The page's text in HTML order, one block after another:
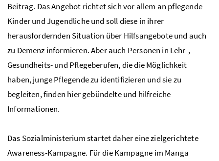
Beitrag. Das Angebot richtet sich vor allem an pflegende
Kinder und Jugendliche und soll diese in ihrer
herausfordernden Situation über Hilfsangebote und auch
zu Demenz informieren. Aber auch Personen in Lehr-,
Gesundheits- und Pflegeberufen, die die Möglichkeit
haben, junge Pflegende zu identifizieren und sie zu
begleiten, finden hier gebündelte und hilfreiche
Informationen.
Das Sozialministerium startet daher eine zielgerichtete
Awareness-Kampagne. Für die Kampagne im Manga